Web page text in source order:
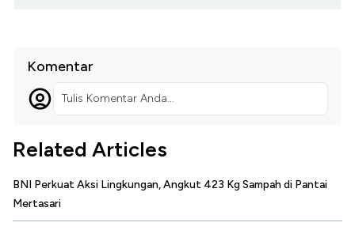
Komentar
Tulis Komentar Anda...
Related Articles
BNI Perkuat Aksi Lingkungan, Angkut 423 Kg Sampah di Pantai
Mertasari